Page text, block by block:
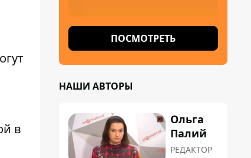
в
ПОСМОТРЕТЬ
НАШИ АВТОРЫ
Ольга
Палий
РЕДАКТОР